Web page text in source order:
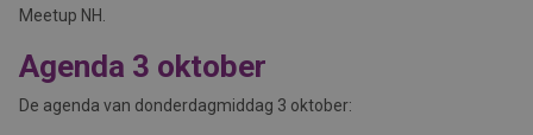
Meetup NH.
Agenda 3 oktober
De agenda van donderdagmiddag 3 oktober: